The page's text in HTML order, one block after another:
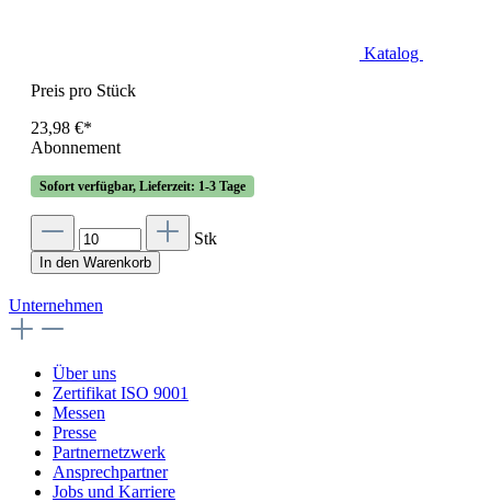
Katalog
Preis pro Stück
23,98 €*
Abonnement
Sofort verfügbar, Lieferzeit: 1-3 Tage
Stk
In den Warenkorb
Unternehmen
Über uns
Zertifikat ISO 9001
Messen
Presse
Partnernetzwerk
Ansprechpartner
Jobs und Karriere